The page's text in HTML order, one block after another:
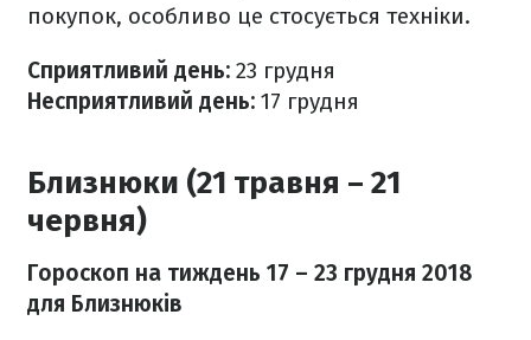
покупок, особливо це стосується техніки.
Сприятливий день: 23 грудня
Несприятливий день: 17 грудня
Близнюки (21 травня – 21
червня)
Гороскоп на тиждень 17 – 23 грудня 2018
для Близнюків